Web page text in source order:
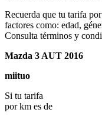
Recuerda que tu tarifa
factores como: edad,
Consulta términos y
Mazda 3 AUT 2016
miituo
Si tu tarifa
por km es de